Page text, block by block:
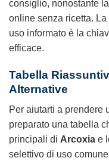
consiglio, nonostante
online senza ricetta.
uso informato è la
efficace.
Tabella
Alternative
Per aiutarti a prendere
preparato una tabella
principali di Arcoxia e
selettivo di uso